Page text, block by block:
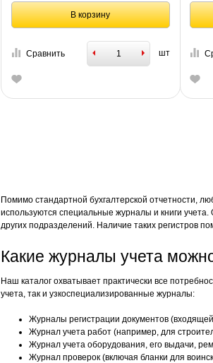
В корзину
Сравнить шт
Помимо стандартной бухгалтерской отчетности,
используются специальные журналы и книги
других подразделений. Наличие таких регистров
Какие журналы учета
Наш каталог охватывает практически все
учета, так и узкоспециализированные журналы:
Журналы регистрации документов
Журнал учета работ (например, для
Журнал учета оборудования, его выдачи,
Журнал проверок (включая бланки для